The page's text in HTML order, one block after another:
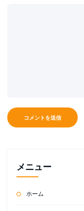
メニュー
ホーム